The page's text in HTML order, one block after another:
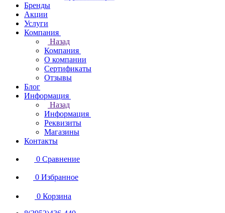
Бренды
Акции
Услуги
Компания
Назад
Компания
О компании
Сертификаты
Отзывы
Блог
Информация
Назад
Информация
Реквизиты
Магазины
Контакты
0 Сравнение
0 Избранное
0 Корзина